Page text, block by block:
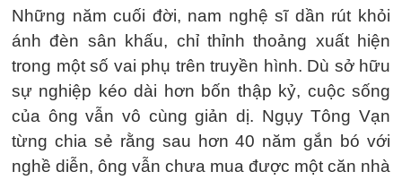
Những năm cuối đời, nam nghệ sĩ dần rút khỏi
ánh đèn sân khấu, chỉ thỉnh thoảng xuất hiện
trong một số vai phụ trên truyền hình. Dù sở hữu
sự nghiệp kéo dài hơn bốn thập kỷ, cuộc sống
của ông vẫn vô cùng giản dị. Ngụy Tông Vạn
từng chia sẻ rằng sau hơn 40 năm gắn bó với
nghề diễn, ông vẫn chưa mua được một căn nhà